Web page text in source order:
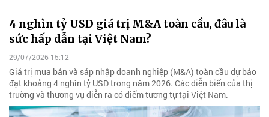
4 nghìn tỷ USD giá trị M&A toàn cầu, đâu là
sức hấp dẫn tại Việt Nam?
29/07/2026 15:12
Giá trị mua bán và sáp nhập doanh nghiệp (M&A) toàn cầu dự báo
đạt khoảng 4 nghìn tỷ USD trong năm 2026. Các diễn biến của thị
trường và thương vụ diễn ra có điểm tương tự tại Việt Nam.